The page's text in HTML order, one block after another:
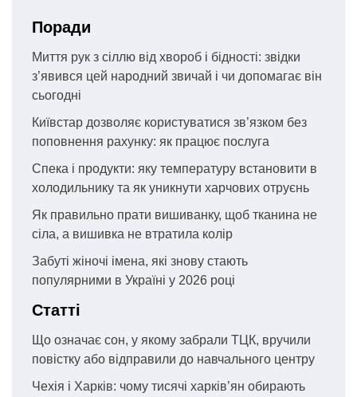
Поради
Миття рук з сіллю від хвороб і бідності: звідки
з’явився цей народний звичай і чи допомагає він
сьогодні
Київстар дозволяє користуватися зв’язком без
поповнення рахунку: як працює послуга
Спека і продукти: яку температуру встановити в
холодильнику та як уникнути харчових отруєнь
Як правильно прати вишиванку, щоб тканина не
сіла, а вишивка не втратила колір
Забуті жіночі імена, які знову стають
популярними в Україні у 2026 році
Статті
Що означає сон, у якому забрали ТЦК, вручили
повістку або відправили до навчального центру
Чехія і Харків: чому тисячі харків’ян обирають